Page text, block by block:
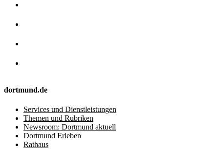
dortmund.de
Services und Dienstleistungen
Themen und Rubriken
Newsroom: Dortmund aktuell
Dortmund Erleben
Rathaus